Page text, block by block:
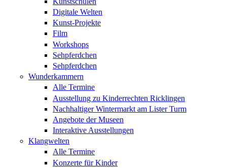
Digitale Welten
Kunst-Projekte
Film
Workshops
Sehpferdchen
Sehpferdchen
Wunderkammern
Alle Termine
Ausstellung zu Kinderrechten Ricklingen
Nachhaltiger Wintermarkt am Lister Turm
Angebote der Museen
Interaktive Ausstellungen
Klangwelten
Alle Termine
Konzerte für Kinder